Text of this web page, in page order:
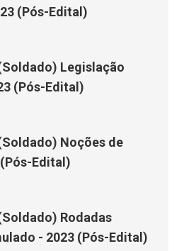
(Pós-Edital)
Legislação
(Pós-Edital)
Noções de
Edital)
Rodadas
- 2023 (Pós-Edital)